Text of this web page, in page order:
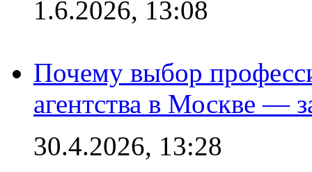
1.6.2026, 13:08
Почему выбор
агентства в Москве —
30.4.2026, 13:28